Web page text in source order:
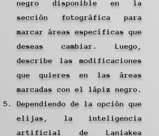
negro disponible en la
sección fotográfica para
marcar áreas específicas que
deseas cambiar. Luego,
describe las modificaciones
que quieres en las áreas
marcadas con el lápiz negro.
Dependiendo de la opción que
elijas, la inteligencia
artificial de Laniakea